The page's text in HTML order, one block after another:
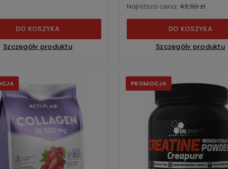
DO KOSZYKA
Szczegóły produktu
Najniższa cena: 42,90 zł
DO KOSZYKA
Szczegóły produktu
PROMOCJA